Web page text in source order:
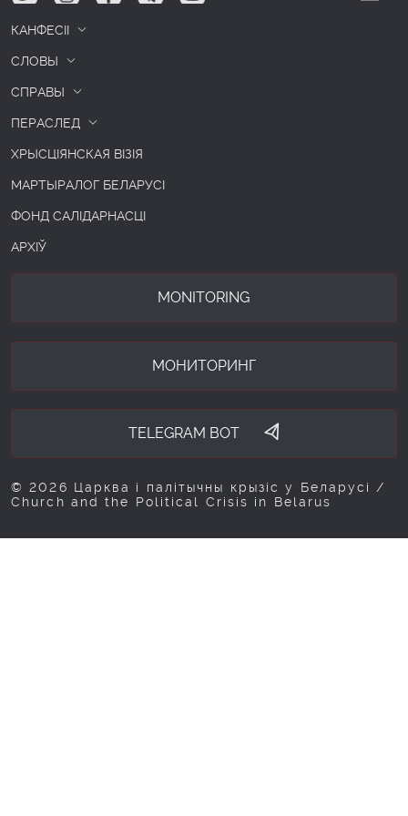
КАНФЕСІІ
СЛОВЫ
СПРАВЫ
ПЕРАСЛЕД
ХРЫСЦІЯНСКАЯ ВІЗІЯ
МАРТЫРАЛОГ БЕЛАРУСІ
ФОНД САЛІДАРНАСЦІ
АРХІЎ
MONITORING
МОНИТОРИНГ
TELEGRAM BOT
© 2026 Царква і палітычны крызіс у Беларусі /
Church and the Political Crisis in Belarus